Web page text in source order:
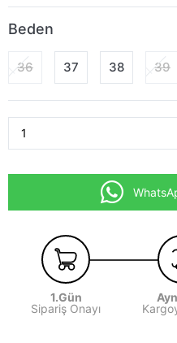
Beden
36 37 38 39
1.Gün
Sipariş Onayı